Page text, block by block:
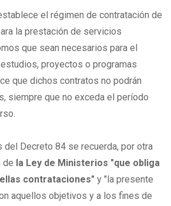
el régimen de contratación de
la prestación de servicios
que sean necesarios para el
proyectos o programas
que dichos contratos no podrán
siempre que no exceda el período
del Decreto 84 se recuerda, por otra
de la Ley de Ministerios "que obliga
contrataciones" y "la presente
aquellos objetivos y a los fines de